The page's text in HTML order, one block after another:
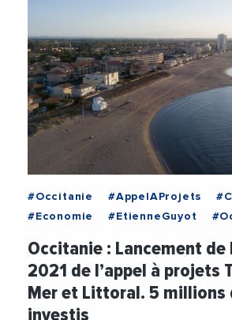
#Occitanie #AppelAProjets
#Economie
#EtienneGuyot
Occitanie : Lancement de
2021 de l’appel à projets
Mer et Littoral. 5 millions
investis